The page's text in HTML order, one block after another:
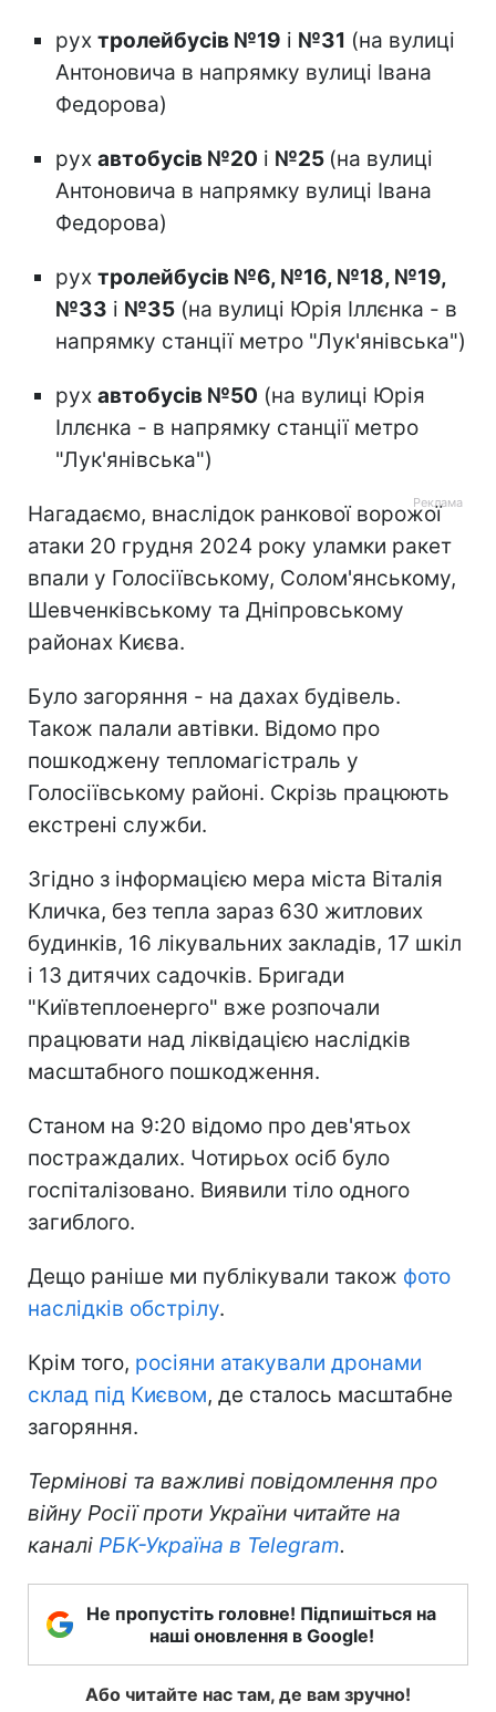
рух тролейбусів №19 і №31 (на вулиці
Антоновича в напрямку вулиці Івана
Федорова)
рух автобусів №20 і №25 (на вулиці
Антоновича в напрямку вулиці Івана
Федорова)
рух тролейбусів №6, №16, №18, №19,
№33 і №35 (на вулиці Юрія Іллєнка - в
напрямку станції метро "Лук'янівська")
рух автобусів №50 (на вулиці Юрія
Іллєнка - в напрямку станції метро
"Лук'янівська")
Нагадаємо, внаслідок ранкової ворожої
атаки 20 грудня 2024 року уламки ракет
впали у Голосіївському, Солом'янському,
Шевченківському та Дніпровському
районах Києва.
Було загоряння - на дахах будівель.
Також палали автівки. Відомо про
пошкоджену тепломагістраль у
Голосіївському районі. Скрізь працюють
екстрені служби.
Згідно з інформацією мера міста Віталія
Кличка, без тепла зараз 630 житлових
будинків, 16 лікувальних закладів, 17 шкіл
і 13 дитячих садочків. Бригади
"Київтеплоенерго" вже розпочали
працювати над ліквідацією наслідків
масштабного пошкодження.
Станом на 9:20 відомо про дев'ятьох
постраждалих. Чотирьох осіб було
госпіталізовано. Виявили тіло одного
загиблого.
Дещо раніше ми публікували також фото
наслідків обстрілу.
Крім того, росіяни атакували дронами
склад під Києвом, де сталось масштабне
загоряння.
Термінові та важливі повідомлення про
війну Росії проти України читайте на
каналі РБК-Україна в Telegram.
Не пропустіть головне! Підпишіться на
наші оновлення в Google!
Або читайте нас там, де вам зручно!